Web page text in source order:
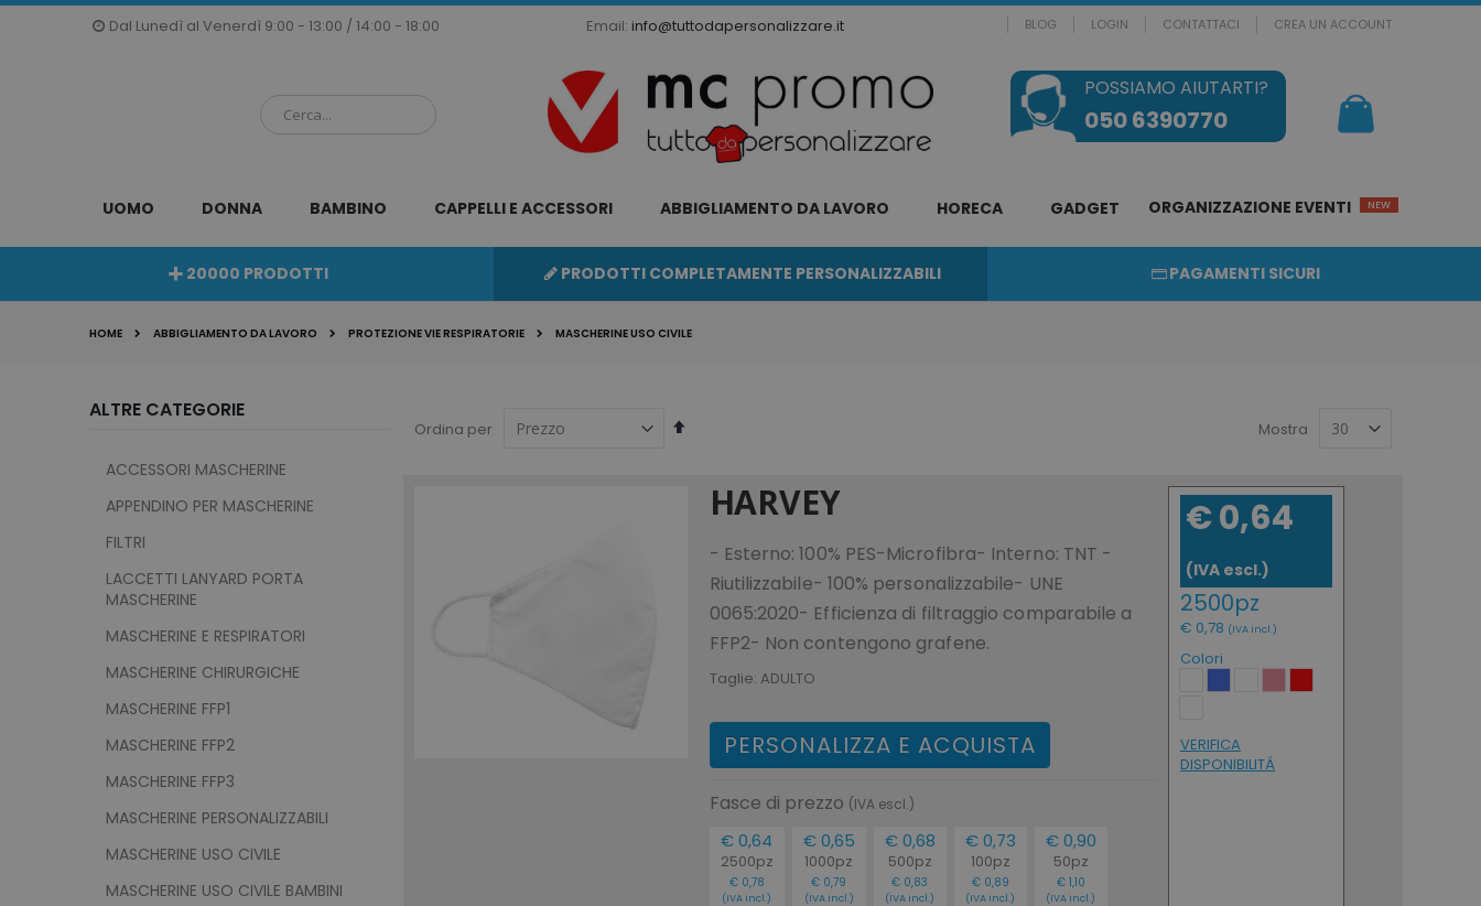
Dal Lunedì al Venerdì 9:00 - 13:00 / 14:00 - 18:00 Email: info@tuttodapersonalizzare.it
Salta
BLOG LOGIN CONTATTACI CREA UN ACCOUNT
POSSIAMO AIUTARTI?
050 6390770
UOMO DONNA BAMBINO CAPPELLI E ACCESSORI ABBIGLIAMENTO DA LAVORO HORECA GADGET ORGANIZZAZIONE EVENTI NEW
20000 PRODOTTI PRODOTTI COMPLETAMENTE PERSONALIZZABILI PAGAMENTI SICURI
HOME ABBIGLIAMENTO DA LAVORO PROTEZIONE VIE RESPIRATORIE MASCHERINE USO CIVILE
Ordina per
Imposta
Mostra
HARVEY
- Esterno: 100% PES-Microfibra- Interno: TNT -
Riutilizzabile- 100% personalizzabile- UNE
0065:2020- Efficienza di filtraggio comparabile a
FFP2- Non contengono grafene.
Taglie: ADULTO
PERSONALIZZA E ACQUISTA
Fasce di prezzo (IVA escl.)
€ 0,64
2500pz
€ 0,78
(IVA incl.)
€ 0,65
1000pz
€ 0,79
(IVA incl.)
€ 0,68
500pz
€ 0,83
(IVA incl.)
€ 0,73
100pz
€ 0,89
(IVA incl.)
€ 0,90
50pz
€ 1,10
(IVA incl.)
€ 0,64
(IVA escl.)
2500pz
€ 0,78 (IVA incl.)
Colori
VERIFICA
DISPONIBILITÁ
ALTRE CATEGORIE
ACCESSORI MASCHERINE
APPENDINO PER MASCHERINE
FILTRI
LACCETTI LANYARD PORTA
MASCHERINE
MASCHERINE E RESPIRATORI
MASCHERINE CHIRURGICHE
MASCHERINE FFP1
MASCHERINE FFP2
MASCHERINE FFP3
MASCHERINE PERSONALIZZABILI
MASCHERINE USO CIVILE
MASCHERINE USO CIVILE BAMBINI